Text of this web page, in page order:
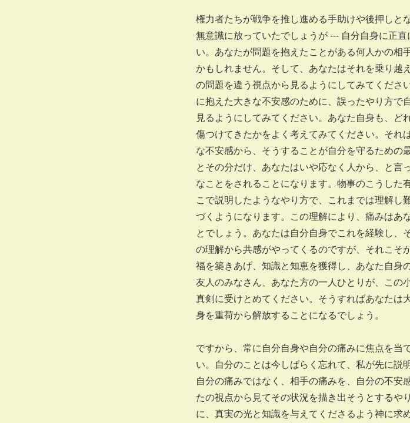
権力者たちが戦争を推し進める手助けや後押しと
無意識に放っていたでしょうが --- 自分自身に正
い。あなたが問題を抱えたことがある何人かの相
かもしれません。そして、あなたはそれを乗り越
の問題を違う視点から見るようにしてみてくだ
に抱えた大きな不安感のために、誤ったやり方で
見るようにしてみてください。あなた自身も、
傷つけてきたかをよく考えてみてください。それ
な不安感から、そうすることが自分を守るための
とその分だけ、あなたはいや応なく人から、と言
なことをされることになります。物事のこうした
こで説明したようなやり方で、これまでは理解
づくようになります。この理解により、痛みはあ
とでしょう。あなたは自分自身でこれを経験し、
の理解から共感がやってくるのですが、それこ
福を築きあげ、知識と知恵を獲得し、あなた自身
友人のみなさん、あなた方の一人ひとりが、この
真剣に受けとめてください。そうすればあなたは
身を重荷から解放することになるでしょう。
ですから、常に自分自身や自分の痛みに焦点を当
い。自分のことは今しばらく忘れて、私が先に説
自分の痛みではなく、相手の痛みを、自分の不
たの視点から見てその状況を描き出そうとする
に、真実の光と知識を与えてくださるよう神に求